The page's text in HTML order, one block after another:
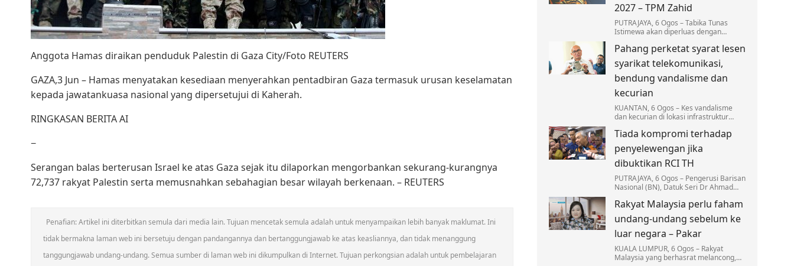
Anggota Hamas diraikan penduduk Palestin di Gaza City/Foto REUTERS
GAZA,3 Jun – Hamas menyatakan kesediaan menyerahkan pentadbiran Gaza termasuk urusan keselamatan
kepada jawatankuasa nasional yang dipersetujui di Kaherah.
RINGKASAN BERITA AI
−
Serangan balas berterusan Israel ke atas Gaza sejak itu dilaporkan mengorbankan sekurang-kurangnya
72,737 rakyat Palestin serta memusnahkan sebahagian besar wilayah berkenaan. – REUTERS
Penafian: Artikel ini diterbitkan semula dari media lain. Tujuan mencetak semula adalah untuk menyampaikan lebih banyak maklumat. Ini
tidak bermakna laman web ini bersetuju dengan pandangannya dan bertanggungjawab ke atas keasliannya, dan tidak menanggung
tanggungjawab undang-undang. Semua sumber di laman web ini dikumpulkan di Internet. Tujuan perkongsian adalah untuk pembelajaran
2027 – TPM Zahid
PUTRAJAYA, 6 Ogos – Tabika Tunas
Istimewa akan diperluas dengan
tabika beroperasi di setiap daerah
menjelang 2027.
Pahang perketat syarat lesen
syarikat telekomunikasi,
bendung vandalisme dan
kecurian
KUANTAN, 6 Ogos – Kes vandalisme
dan kecurian di lokasi infrastruktur
membimbangkan apabila mencatatkan
kerugian melebihi RM3…
Tiada kompromi terhadap
penyelewengan jika
dibuktikan RCI TH
PUTRAJAYA, 6 Ogos – Pengerusi Barisan
Nasional (BN), Datuk Seri Dr Ahmad
kompromi terhadap mana-mana pihak
yang terlibat dalam…
Rakyat Malaysia perlu faham
undang-undang sebelum ke
luar negara – Pakar
KUALA LUMPUR, 6 Ogos – Rakyat
Malaysia yang berhasrat melancong,